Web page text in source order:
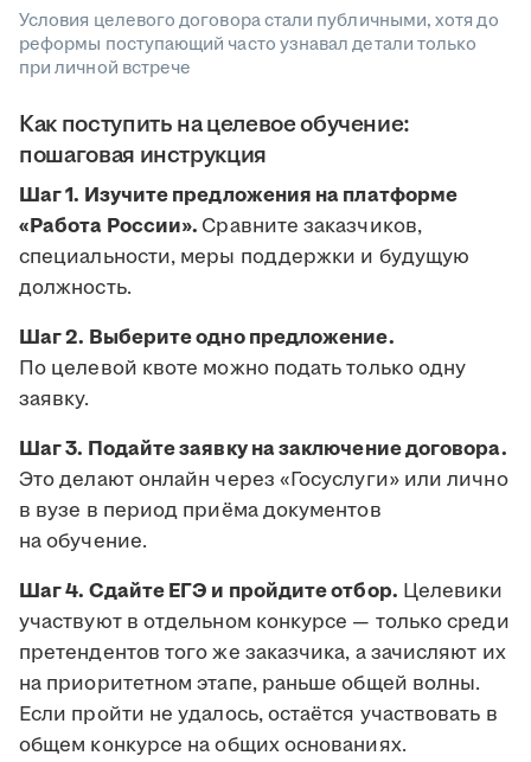
Условия целевого договора стали публичными, хотя до
реформы поступающий часто узнавал детали только
при личной встрече
Как поступить на целевое обучение:
пошаговая инструкция
Шаг 1. Изучите предложения на платформе
«Работа России». Сравните заказчиков,
специальности, меры поддержки и будущую
должность.
Шаг 2. Выберите одно предложение.
По целевой квоте можно подать только одну
заявку.
Шаг 3. Подайте заявку на заключение договора.
Это делают онлайн через «Госуслуги» или лично
в вузе в период приёма документов
на обучение.
Шаг 4. Сдайте ЕГЭ и пройдите отбор. Целевики
участвуют в отдельном конкурсе — только среди
претендентов того же заказчика, а зачисляют их
на приоритетном этапе, раньше общей волны.
Если пройти не удалось, остаётся участвовать в
общем конкурсе на общих основаниях.